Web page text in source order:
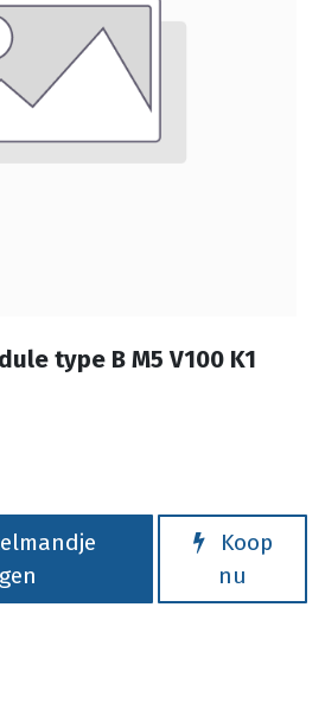
type B M5 V100 K1
Koop
nu